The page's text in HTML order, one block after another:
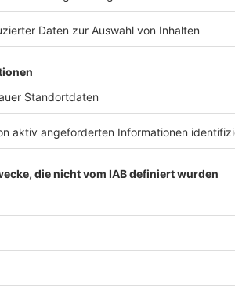
Trotz 2:0-Vorsprung:
Kein 1860-Sieg zur
ereignisreiche Heimpremiere in
ein sehenswerter Außenrist – und
München doch nicht zum Heimsieg.